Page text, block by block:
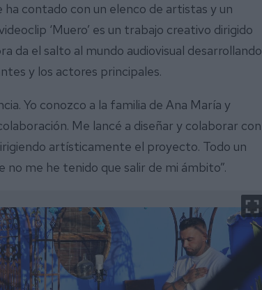
contado con un elenco de artistas y un
‘Muero’ es un trabajo creativo dirigido
da el salto al mundo audiovisual desarrollando
y los actores principales.
Yo conozco a la familia de Ana María y
Me lancé a diseñar y colaborar con
artísticamente el proyecto. Todo un
me he tenido que salir de mi ámbito”.